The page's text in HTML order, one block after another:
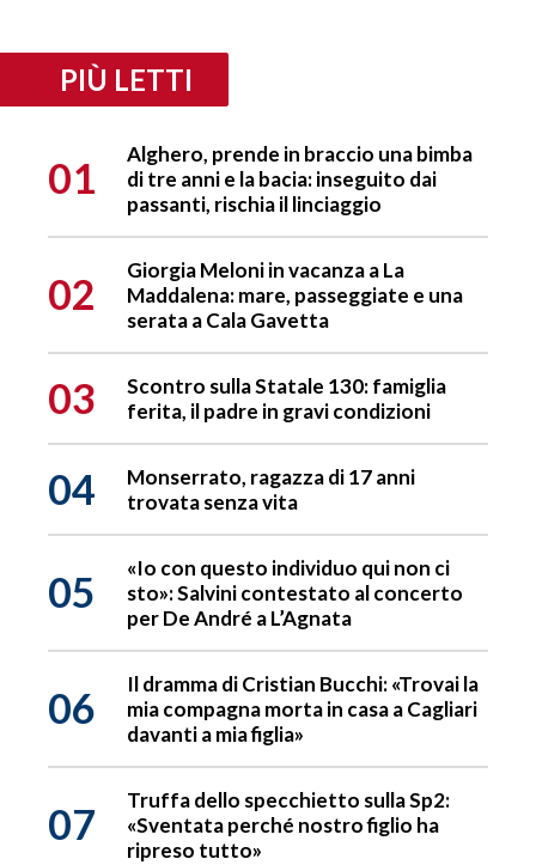
PIÙ LETTI
01
Alghero, prende in braccio una bimba
di tre anni e la bacia: inseguito dai
passanti, rischia il linciaggio
02
Giorgia Meloni in vacanza a La
Maddalena: mare, passeggiate e una
serata a Cala Gavetta
03
Scontro sulla Statale 130: famiglia
ferita, il padre in gravi condizioni
04
Monserrato, ragazza di 17 anni
trovata senza vita
05
«Io con questo individuo qui non ci
sto»: Salvini contestato al concerto
per De André a L’Agnata
06
Il dramma di Cristian Bucchi: «Trovai la
mia compagna morta in casa a Cagliari
davanti a mia figlia»
07
Truffa dello specchietto sulla Sp2:
«Sventata perché nostro figlio ha
ripreso tutto»